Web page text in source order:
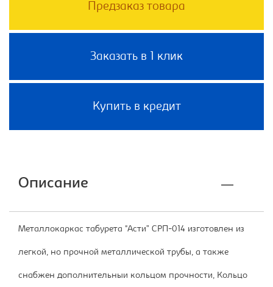
Предзаказ товара
Заказать в 1 клик
Купить в кредит
Описание
Металлокаркас табурета "Асти” СРП-014 изготовлен из
легкой, но прочной металлической трубы, а также
снабжен дополнительныи кольцом прочности, Кольцо